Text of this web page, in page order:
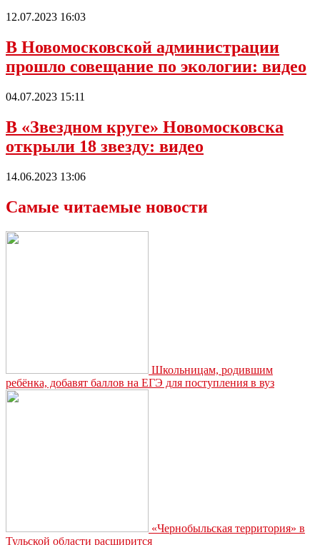
12.07.2023 16:03
В Новомосковской администрации
прошло совещание по экологии: видео
04.07.2023 15:11
В «Звездном круге» Новомосковска
открыли 18 звезду: видео
14.06.2023 13:06
Самые читаемые новости
Школьницам, родившим
ребёнка, добавят баллов на ЕГЭ для поступления в вуз
«Чернобыльская территория» в
Тульской области расширится